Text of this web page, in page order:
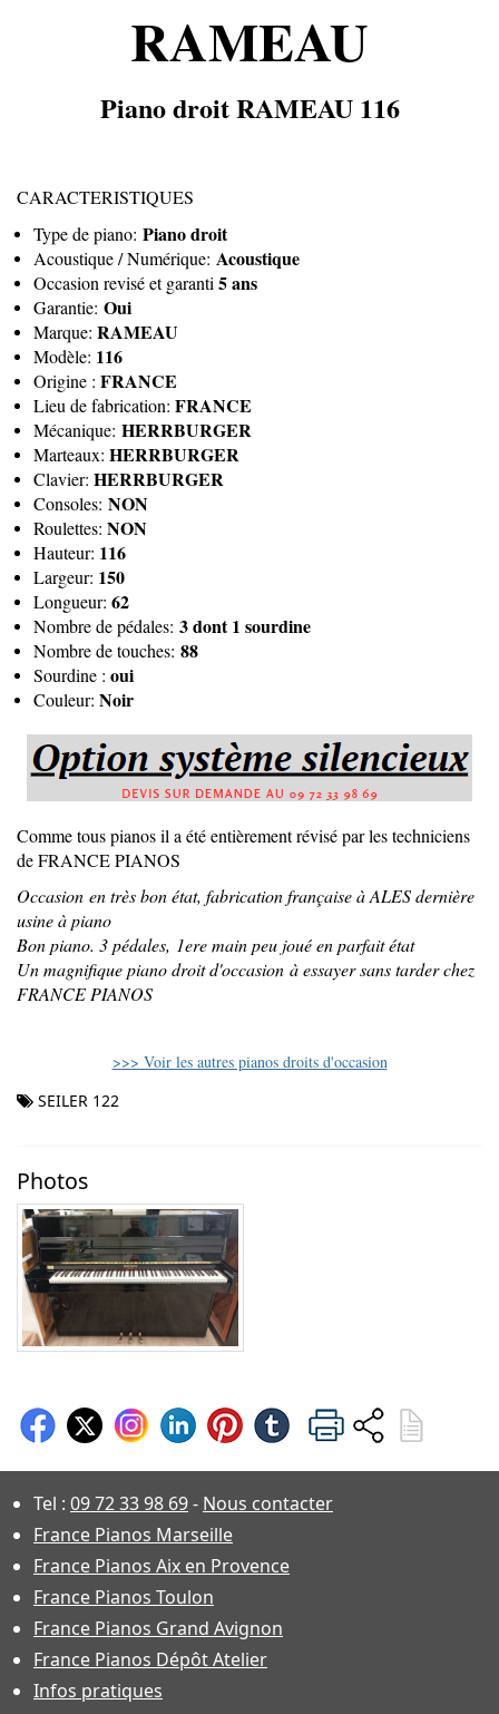
RAMEAU
Piano droit RAMEAU 116
CARACTERISTIQUES
Type de piano: Piano droit
Acoustique / Numérique: Acoustique
Occasion revisé et garanti5 ans
Garantie: Oui
Marque: RAMEAU
Modèle: 116
Origine : FRANCE
Lieu de fabrication: FRANCE
Mécanique: HERRBURGER
Marteaux: HERRBURGER
Clavier: HERRBURGER
Consoles: NON
Roulettes: NON
Hauteur: 116
Largeur: 150
Longueur: 62
Nombre de pédales: 3 dont 1 sourdine
Nombre de touches: 88
Sourdine : oui
Couleur: Noir
Comme tous pianos il a été entièrement révisé par les techniciens
de FRANCE PIANOS
Occasion en très bon état, fabrication française à ALES dernière
usine à piano
Bon piano. 3 pédales, 1ere main peu joué en parfait état
Un magnifique piano droit d'occasion à essayer sans tarder chez
FRANCE PIANOS
>>> Voir les autres pianos droits d'occasion
SEILER 122
Photos
Tel : 09 72 33 98 69- Nous contacter
France Pianos Marseille
France Pianos Aix en Provence
France Pianos Toulon
France Pianos Grand Avignon
France Pianos Dépôt Atelier
Infos pratiques